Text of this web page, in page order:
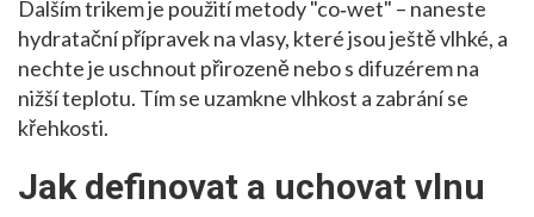
Dalším trikem je použití metody "co‑wet" – naneste
hydratační přípravek na vlasy, které jsou ještě vlhké, a
nechte je uschnout přirozeně nebo s difuzérem na
nižší teplotu. Tím se uzamkne vlhkost a zabrání se
křehkosti.
Jak definovat a uchovat vlnu